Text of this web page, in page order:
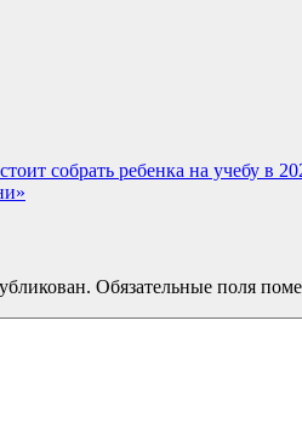
собрать ребенка на учебу в
Обязательные поля